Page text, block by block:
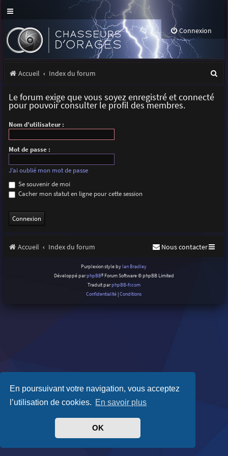
En poursuivant votre navigation, vous acceptez
l’utilisation de cookies. En savoir plus
OK
Connexion
Accueil Index du forum
Le forum exige que vous soyez enregistré et connecté
pour pouvoir consulter le profil des membres.
Nom d’utilisateur :
Mot de passe :
J’ai oublié mon mot de passe
Se souvenir de moi
Cacher mon statut en ligne pour cette session
Accueil Index du forum Nous contacter
Purplexion style by Ian Bradley
Développé parphpBB® Forum Software © phpBB Limited
Traduit parphpBB-fr.com
Confidentialité |Conditions